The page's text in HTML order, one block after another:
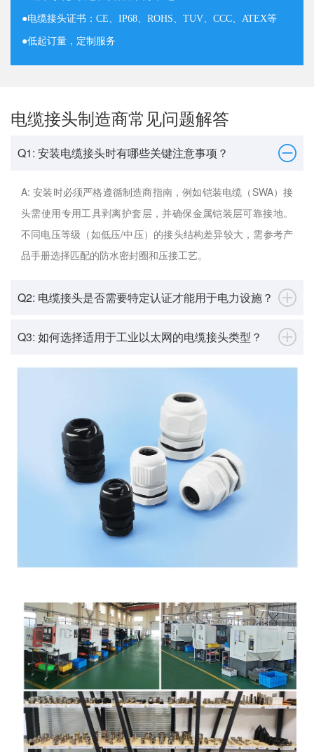
●电缆接头证书：CE、IP68、ROHS、TUV、CCC、ATEX等
●低起订量，定制服务
电缆接头制造商常见问题解答
Q1: 安装电缆接头时有哪些关键注意事项？
A: 安装时必须严格遵循制造商指南，例如铠装电缆（SWA）接
头需使用专用工具剥离护套层，并确保金属铠装层可靠接地。
不同电压等级（如低压/中压）的接头结构差异较大，需参考产
品手册选择匹配的防水密封圈和压接工艺。
Q2: 电缆接头是否需要特定认证才能用于电力设施？
Q3: 如何选择适用于工业以太网的电缆接头类型？